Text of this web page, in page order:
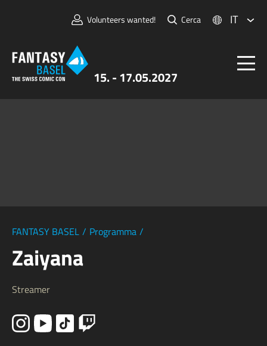
15. - 17.05.2027
Volunteers wanted! Cerca IT
FANTASY BASEL / Programma /
Zaiyana
Streamer